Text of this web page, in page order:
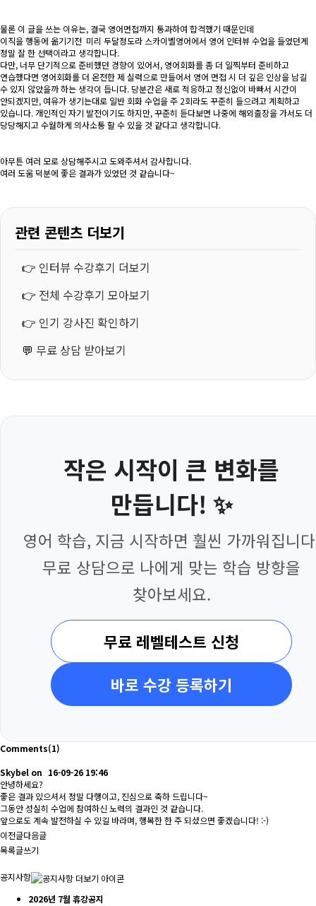
물론 이 글을 쓰는 이유는, 결국 영어면접까지 통과하여 합격했기 때문인데
이직을 행동에 옮기기전 미리 두달정도라 스카이벨영어에서 영어 인터뷰 수업을 들었던게
정말 잘 한 선택이라고 생각합니다.
다만, 너무 단기적으로 준비했던 경향이 있어서, 영어회화를 좀 더 일찍부터 준비하고
연습했다면 영어회화를 더 온전한 제 실력으로 만들어서 영어 면접 시 더 깊은 인상을 남길
수 있지 않았을까 하는 생각이 듭니다. 당분간은 새로 적응하고 정신없이 바빠서 시간이
안되겠지만, 여유가 생기는대로 일반 회화 수업을 주 2회라도 꾸준히 들으려고 계획하고
있습니다. 개인적인 자기 발전이기도 하지만, 꾸준히 듣다보면 나중에 해외출장을 가서도 더
당당해지고 수월하게 의사소통 할 수 있을 것 같다고 생각합니다.
아무튼 여러 모로 상담해주시고 도와주셔서 감사합니다.
여러 도움 덕분에 좋은 결과가 있었던 것 같습니다~
관련 콘텐츠 더보기
👉 인터뷰 수강후기 더보기
👉 전체 수강후기 모아보기
👉 인기 강사진 확인하기
💬 무료 상담 받아보기
작은 시작이 큰 변화를
만듭니다! ✨
영어 학습, 지금 시작하면 훨씬 가까워집니
무료 상담으로 나에게 맞는 학습 방향을
찾아보세요.
무료 레벨테스트 신청
바로 수강 등록하기
Comments(1)
Skybel on 16-09-26 19:46
안녕하세요?
좋은 결과 있으셔서 정말 다행이고, 진심으로 축하 드립니다~
그동안 성실히 수업에 참여하신 노력의 결과인 것 같습니다.
앞으로도 계속 발전하실 수 있길 바라며, 행복한 한 주 되셨으면 좋겠습니다! :-)
이전글다음글
목록글쓰기
공지사항
2026년 7월 휴강공지